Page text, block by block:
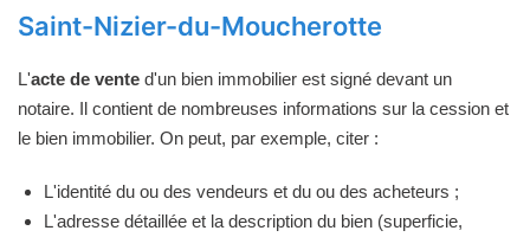
Saint-Nizier-du-Moucherotte
L'acte de vente d'un bien immobilier est signé devant un
notaire. Il contient de nombreuses informations sur la cession et
le bien immobilier. On peut, par exemple, citer :
L'identité du ou des vendeurs et du ou des acheteurs ;
L'adresse détaillée et la description du bien (superficie,